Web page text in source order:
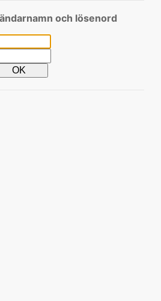
och lösenord